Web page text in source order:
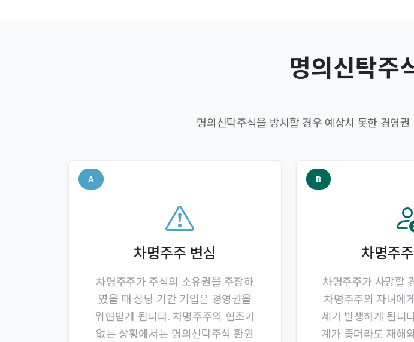
명의신탁주
명의신탁주식을 방치할 경우 예상치 못한 경영
A
차명주주 변심
차명주주가 주식의 소유권을 주장하
였을 때 상당 기간 기업은 경영권을
위협받게 됩니다. 차명주주의 협조가
없는 상황에서는 명의신탁주식 환원
B
차명주
차명주주가 사망할
차명주주의 자녀에
세가 발생하게 됩니
계가 좋더라도 재해